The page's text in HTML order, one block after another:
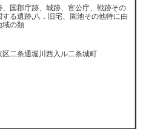
、国郡庁跡、城跡、官公庁、戦跡その
する遺跡,八．旧宅、園池その他特に由
域の類
区二条通堀川西入ル二条城町